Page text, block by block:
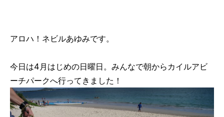
アロハ！ネビルあゆみです。
今日は4月はじめの日曜日。みんなで朝からカイルアビ
ーチパークへ行ってきました！